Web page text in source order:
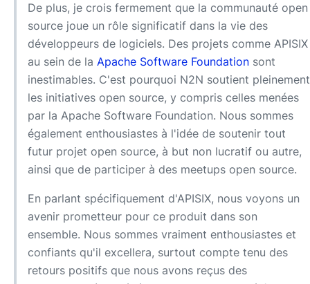
De plus, je crois fermement que la communauté open
source joue un rôle significatif dans la vie des
développeurs de logiciels. Des projets comme APISIX
au sein de la Apache Software Foundation sont
inestimables. C'est pourquoi N2N soutient pleinement
les initiatives open source, y compris celles menées
par la Apache Software Foundation. Nous sommes
également enthousiastes à l'idée de soutenir tout
futur projet open source, à but non lucratif ou autre,
ainsi que de participer à des meetups open source.
En parlant spécifiquement d'APISIX, nous voyons un
avenir prometteur pour ce produit dans son
ensemble. Nous sommes vraiment enthousiastes et
confiants qu'il excellera, surtout compte tenu des
retours positifs que nous avons reçus des